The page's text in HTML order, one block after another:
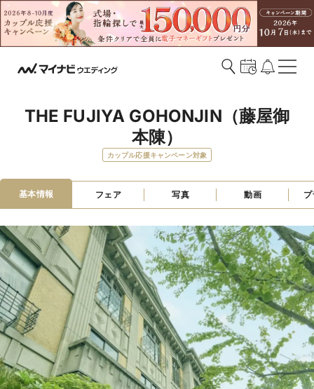
THE FUJIYA GOHONJIN（藤屋御
本陳）
カップル応援キャンペーン対象
基本情報 フェア 写真 動画